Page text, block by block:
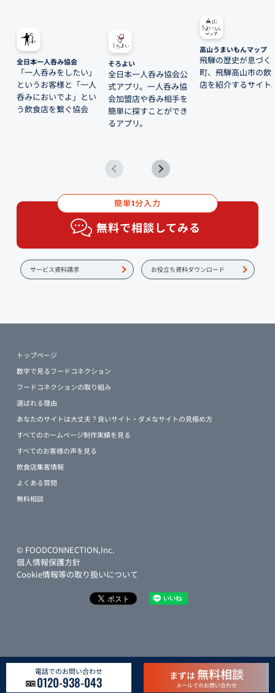
全日本一人呑み協会
「一人呑みをしたい」
というお客様と「一人
呑みにおいでよ」とい
う飲食店を繋ぐ協会
そろよい
全日本一人呑み協会公
式アプリ。一人呑み協
会加盟店や呑み相手を
簡単に探すことができ
るアプリ。
高山うまいもんマップ
飛騨の歴史が息づく
町、飛騨高山市の飲
店を紹介するサイト
簡単1分入力
無料で相談してみる
サービス資料請求 お役立ち資料ダウンロード
トップページ
数字で見るフードコネクション
フードコネクションの取り組み
選ばれる理由
あなたのサイトは大丈夫？良いサイト・ダメなサイトの見極め方
すべてのホームページ制作実績を見る
すべてのお客様の声を見る
飲食店集客情報
よくある質問
無料相談
© FOODCONNECTION,Inc.
個人情報保護方針
Cookie情報等の取り扱いについて
電話でのお問い合わせ
0120-938-043 まずは 無料相談
メールでのお問い合わせ